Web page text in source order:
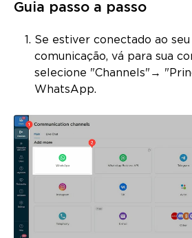
Guia passo a passo
Se estiver conectado ao
comunicação, vá para sua
selecione "Channels"→
WhatsApp.